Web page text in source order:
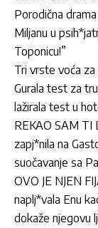
Porodična
Miljanu u
Toponicu!”
Tri vrste voća
Gurala test za
lažirala test u
REKAO SAM TI
zapj*nila na
suočavanje sa
OVO JE NJEN
naplj*vala Enu
dokaže njegovu